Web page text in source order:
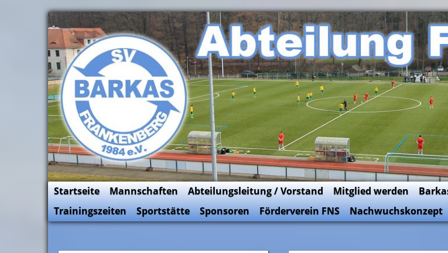
SV Barkas Abt. Fussball
Startseite Mannschaften Abteilungsleitung / Vorstand Mitglied werden
Trainingszeiten
Sportstätte Sponsoren Förderverein FNS Nachwuchskonzept